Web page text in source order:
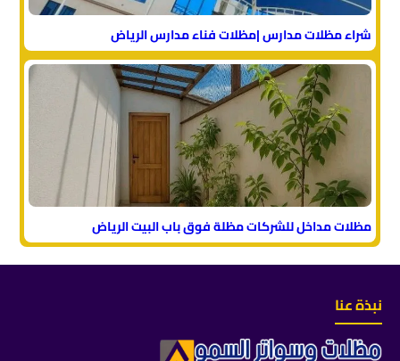
شراء مظلات مدارس |مظلات فناء مدارس الرياض
مظلات مداخل للشركات مظلة فوق باب البيت الرياض
نبذة عنا